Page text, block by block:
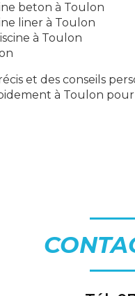
beton à Toulon
liner à Toulon
à Toulon
et des conseils
à Toulon